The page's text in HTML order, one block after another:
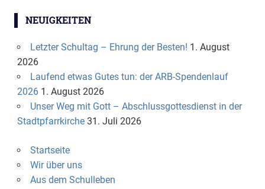
NEUIGKEITEN
Letzter Schultag – Ehrung der Besten! 1. August
2026
Laufend etwas Gutes tun: der ARB-Spendenlauf
2026 1. August 2026
Unser Weg mit Gott – Abschlussgottesdienst in der
Stadtpfarrkirche 31. Juli 2026
Startseite
Wir über uns
Aus dem Schulleben